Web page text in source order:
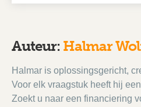
Auteur: Halmar
Halmar is oplossingsgericht,
Voor elk vraagstuk heeft hij
Zoekt u naar een financiering